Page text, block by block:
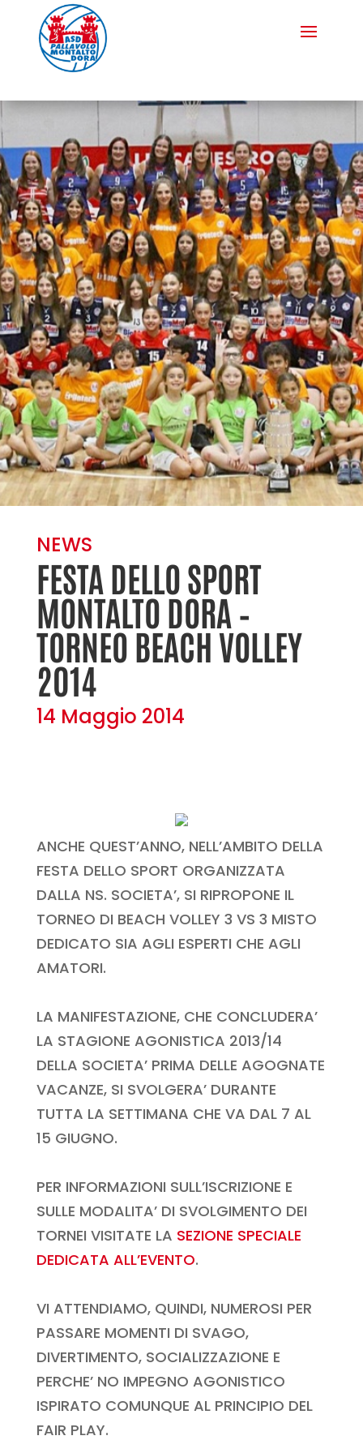
NEWS
FESTA DELLO SPORT
MONTALTO DORA –
TORNEO BEACH VOLLEY
2014
14 Maggio 2014
ANCHE QUEST’ANNO, NELL’AMBITO DELLA
FESTA DELLO SPORT ORGANIZZATA
DALLA NS. SOCIETA’, SI RIPROPONE IL
TORNEO DI BEACH VOLLEY 3 VS 3 MISTO
DEDICATO SIA AGLI ESPERTI CHE AGLI
AMATORI.
LA MANIFESTAZIONE, CHE CONCLUDERA’
LA STAGIONE AGONISTICA 2013/14
DELLA SOCIETA’ PRIMA DELLE AGOGNATE
VACANZE, SI SVOLGERA’ DURANTE
TUTTA LA SETTIMANA CHE VA DAL 7 AL
15 GIUGNO.
PER INFORMAZIONI SULL’ISCRIZIONE E
SULLE MODALITA’ DI SVOLGIMENTO DEI
TORNEI VISITATE LA SEZIONE SPECIALE
DEDICATA ALL’EVENTO.
VI ATTENDIAMO, QUINDI, NUMEROSI PER
PASSARE MOMENTI DI SVAGO,
DIVERTIMENTO, SOCIALIZZAZIONE E
PERCHE’ NO IMPEGNO AGONISTICO
ISPIRATO COMUNQUE AL PRINCIPIO DEL
FAIR PLAY.